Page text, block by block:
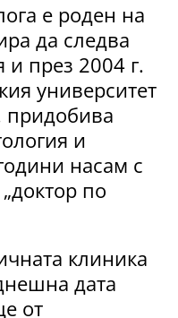
е роден на
да следва
през 2004 г.
университет
придобива
и
насам с
по
клиника
дата
от